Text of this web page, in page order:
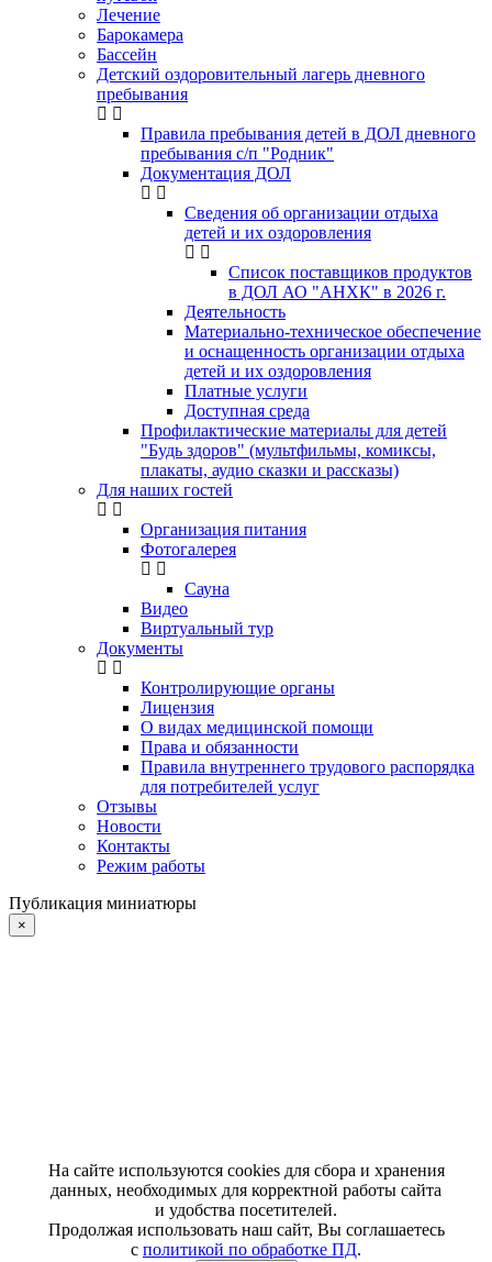
Лечение
Барокамера
Бассейн
Детский оздоровительный лагерь дневного
пребывания
Правила пребывания детей в ДОЛ дневного
пребывания с/п "Родник"
Документация ДОЛ
Сведения об организации отдыха
детей и их оздоровления
Список поставщиков продуктов
в ДОЛ АО "АНХК" в 2026 г.
Деятельность
Материально-техническое обеспечение
и оснащенность организации отдыха
детей и их оздоровления
Платные услуги
Доступная среда
Профилактические материалы для детей
"Будь здоров" (мультфильмы, комиксы,
плакаты, аудио сказки и рассказы)
Для наших гостей
Организация питания
Фотогалерея
Сауна
Видео
Виртуальный тур
Документы
Контролирующие органы
Лицензия
О видах медицинской помощи
Права и обязанности
Правила внутреннего трудового распорядка
для потребителей услуг
Отзывы
Новости
Контакты
Режим работы
Публикация миниатюры
×
На сайте используются cookies для сбора и хранения
данных, необходимых для корректной работы сайта
и удобства посетителей.
Продолжая использовать наш сайт, Вы соглашаетесь
с политикой по обработке ПД.